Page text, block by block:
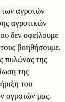
αγροτών
αγροτικών
δεν οφείλουμε
βοηθήσουμε.
πυλώνας της
της
του
αγροτών μας.